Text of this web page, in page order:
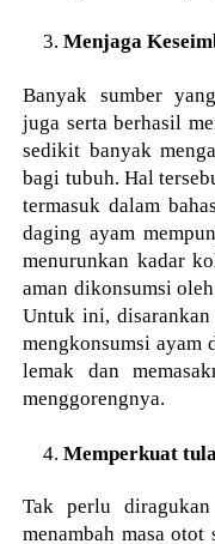
Menjaga
Banyak sumber
juga serta berhasil
sedikit banyak
bagi tubuh. Hal
termasuk dalam
daging ayam
menurunkan kadar
aman dikonsumsi
Untuk ini,
mengkonsumsi ayam
lemak dan
menggorengnya.
Memperkuat
Tak perlu
menambah masa